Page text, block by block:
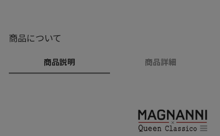
商品について
商品説明 商品詳細